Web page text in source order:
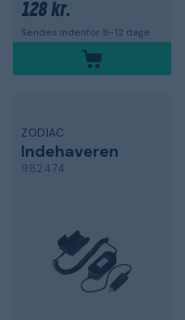
128 kr.
Sendes indenfor 8-12 dage
ZODIAC
Indehaveren
982474